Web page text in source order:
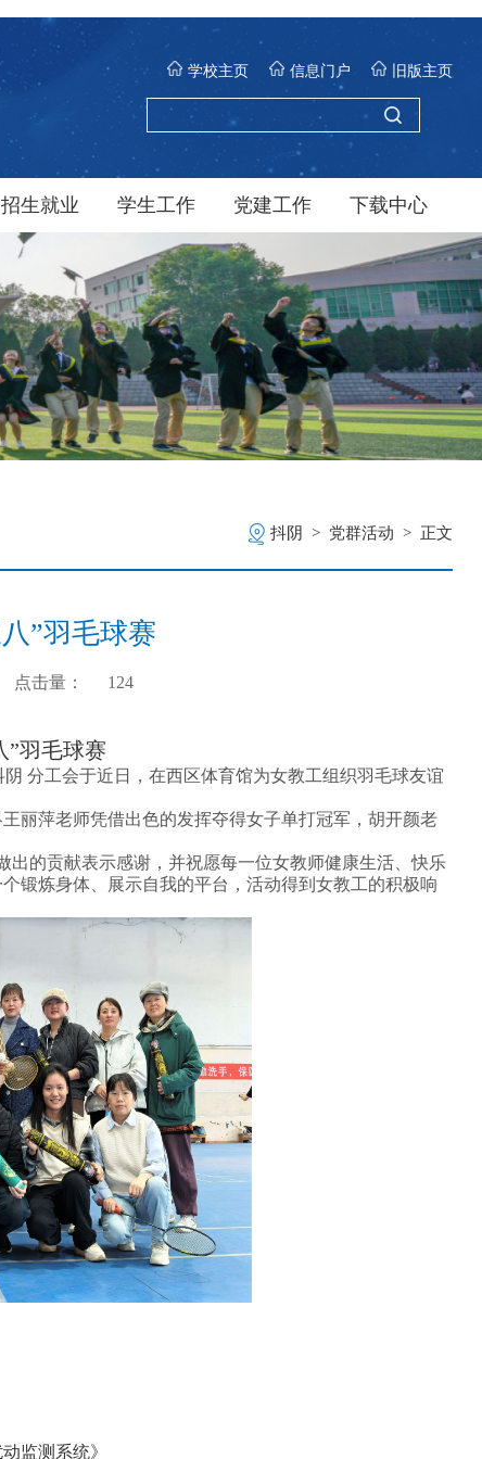
学校主页 信息门户 旧版主页
招生就业 学生工作 党建工作 下载中心
抖阴 > 党群活动 > 正文
”羽毛球赛
点击量： 124
”羽毛球赛
阴 分工会于近日，在西区体育馆为女教工组织羽毛球友谊
丽萍老师凭借出色的发挥夺得女子单打冠军，胡开颜老
的贡献表示感谢，并祝愿每一位女教师健康生活、快乐
锻炼身体、展示自我的平台，活动得到女教工的积极响
监测系统》